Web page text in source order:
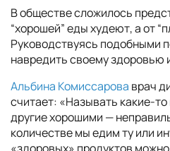
В обществе сложилось
“хорошей” еды худеют, а от
Руководствуясь подобными
навредить своему здоровью
Альбина Комиссарова врач
считает: «Называть какие-
другие хорошими —
количестве мы едим ту или